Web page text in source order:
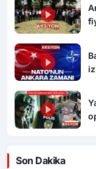
Son Dakika